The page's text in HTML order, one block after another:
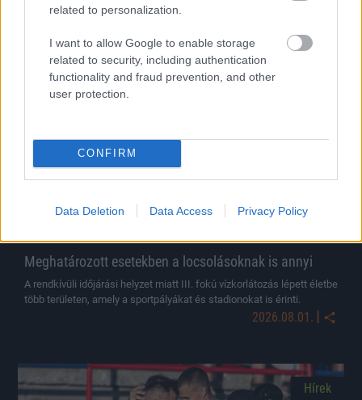
related to personalization.
I want to allow Google to enable storage
related to security, including authentication
functionality and fraud prevention, and other
user protection.
CONFIRM
Data Deletion Data Access Privacy Policy
elhalasztására.
Meghatározott esetekben a locsolásoknak is annyi
A rendkívüli időjárási helyzet miatt III. fokú vízkorlátozás lépett életbe
több területen, amely a sportpályákat és stadionokat is érinti.
2026.08.01. |
Hírek